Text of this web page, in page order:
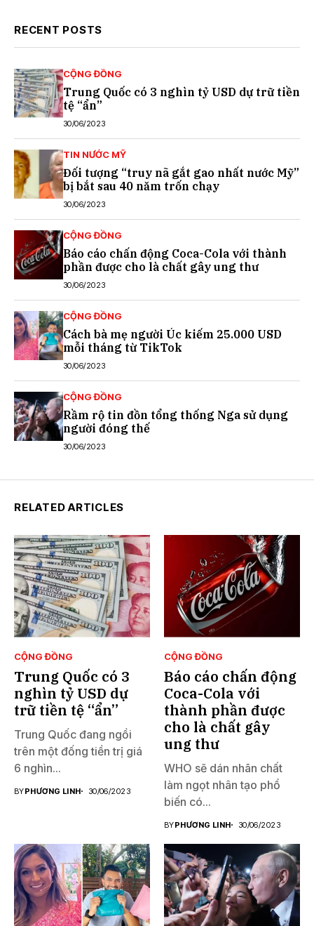
RECENT POSTS
CỘNG ĐỒNG
Trung Quốc có 3 nghìn tỷ USD dự trữ tiền
tệ “ẩn”
30/06/2023
TIN NƯỚC MỸ
Đối tượng “truy nã gắt gao nhất nước Mỹ”
bị bắt sau 40 năm trốn chạy
30/06/2023
CỘNG ĐỒNG
Báo cáo chấn động Coca-Cola với thành
phần được cho là chất gây ung thư
30/06/2023
CỘNG ĐỒNG
Cách bà mẹ người Úc kiếm 25.000 USD
mỗi tháng từ TikTok
30/06/2023
CỘNG ĐỒNG
Rầm rộ tin đồn tổng thống Nga sử dụng
người đóng thế
30/06/2023
RELATED ARTICLES
CỘNG ĐỒNG
Trung Quốc có 3
nghìn tỷ USD dự
trữ tiền tệ “ẩn”
Trung Quốc đang ngồi
trên một đống tiền trị giá
6 nghìn...
BYPHƯƠNG LINH 30/06/2023
CỘNG ĐỒNG
Báo cáo chấn động
Coca-Cola với
thành phần được
cho là chất gây
ung thư
WHO sẽ dán nhãn chất
làm ngọt nhân tạo phổ
biến có...
BYPHƯƠNG LINH 30/06/2023